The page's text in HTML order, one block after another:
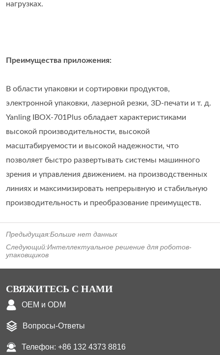
Предыдущая:Больше нет данных
Следующий:Интеллектуальное решение для роботов-
упаковщиков
СВЯЖИТЕСЬ С НАМИ
OEM и ODM
Вопросы-Ответы
Телефон: +86 132 4373 8816